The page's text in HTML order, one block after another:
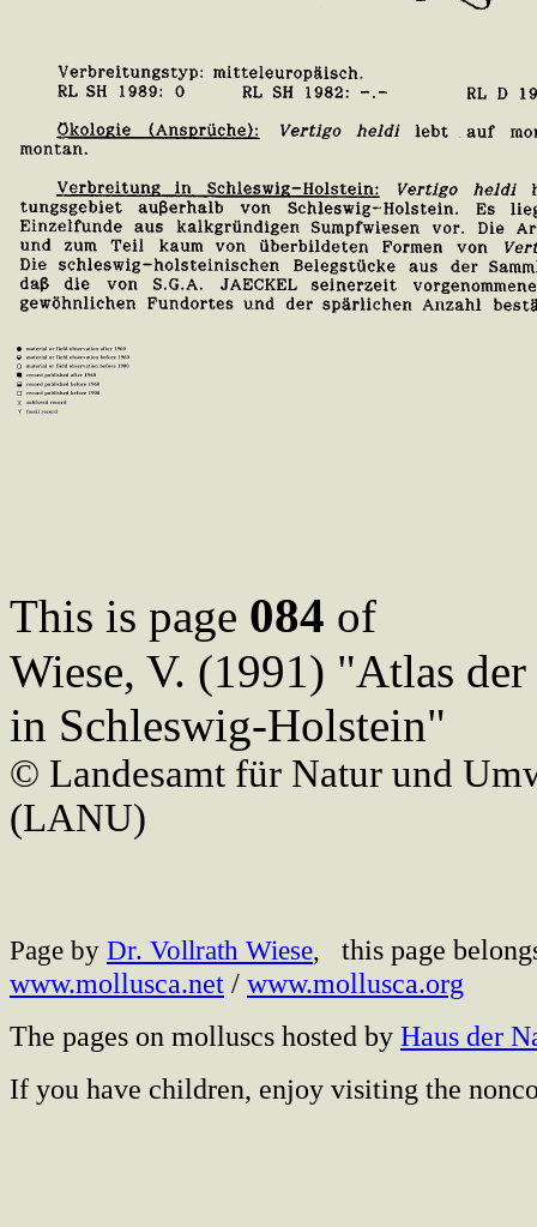
This is page 084 of
Wiese, V. (1991) "Atlas
in Schleswig-Holstein"
© Landesamt für Natur und
(LANU)
Page by Dr. Vollrath Wiese,
this page
www.mollusca.net / www.mollusca.org
The pages on molluscs hosted by Haus der
If you have children, enjoy visiting the